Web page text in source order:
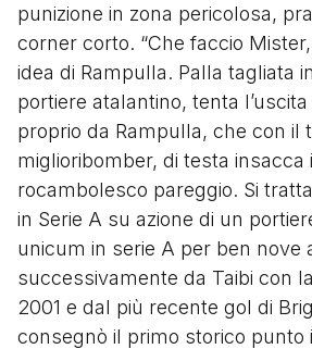
punizione in zona pericolosa,
corner corto. “Che faccio
idea di Rampulla. Palla tagliata
portiere atalantino, tenta
proprio da Rampulla, che con il
miglioribomber, di testa insacca
rocambolesco pareggio. Si
in Serie A su azione di un
unicum in serie A per ben nove
successivamente da Taibi con
2001 e dal più recente gol di
consegnò il primo storico punto